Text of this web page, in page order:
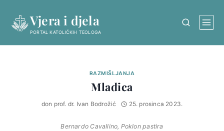
content
Vjera i djela
PORTAL KATOLIČKIH TEOLOGA
RAZMIŠLJANJA
Mladica
don prof. dr. Ivan Bodrožić 25. prosinca 2023.
Bernardo Cavallino, Poklon pastira